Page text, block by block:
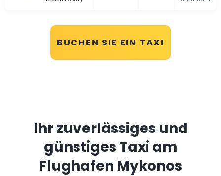
BUCHEN SIE EIN TAXI
Ihr zuverlässiges und
günstiges Taxi am
Flughafen Mykonos